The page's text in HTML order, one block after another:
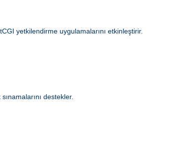
yetkilendirme uygulamalarını etkinleştirir.
destekler.